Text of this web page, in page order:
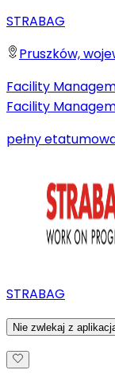
STRABAG
Pruszków,
Facility
Facility
pełny etat
STRABAG
Nie zwlekaj z